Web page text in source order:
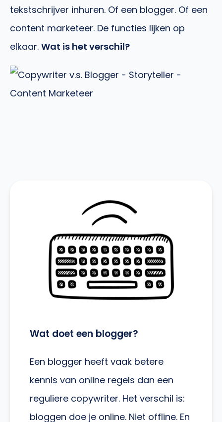
tekstschrijver inhuren. Of een blogger. Of een
content marketeer. De functies lijken op
elkaar. Wat is het verschil?
Wat doet een blogger?
Een blogger heeft vaak betere
kennis van online regels dan een
reguliere copywriter. Het verschil is:
bloggen doe je online. Niet offline. En